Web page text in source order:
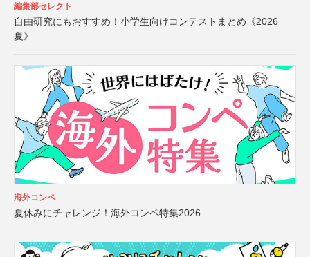
編集部セレクト
自由研究にもおすすめ！小学生向けコンテストまとめ《2026
夏》
海外コンペ
夏休みにチャレンジ！海外コンペ特集2026